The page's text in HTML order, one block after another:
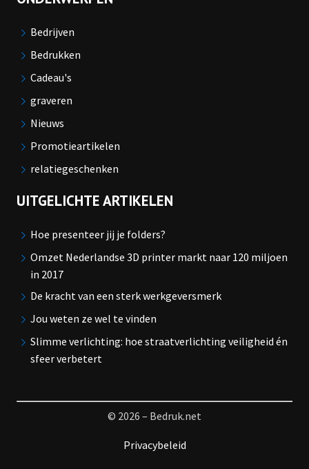
Bedrijven
Bedrukken
Cadeau's
graveren
Nieuws
Promotieartikelen
relatiegeschenken
UITGELICHTE ARTIKELEN
Hoe presenteer jij je folders?
Omzet Nederlandse 3D printer markt naar 120 miljoen
in 2017
De kracht van een sterk werkgeversmerk
Jou weten ze wel te vinden
Slimme verlichting: hoe straatverlichting veiligheid én
sfeer verbetert
© 2026 – Bedruk.net
Privacybeleid